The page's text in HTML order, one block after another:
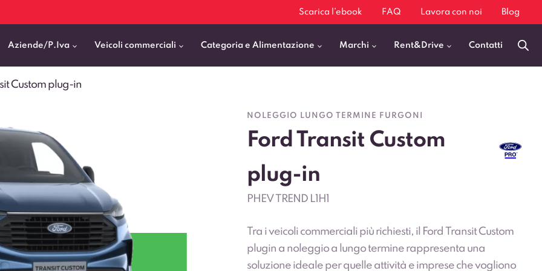
Scarica l’ebook FAQ Lavora con noi Blog
Aziende/P.Iva Veicoli commerciali
Allestiti
Persone
zero
TUTTI
Categoria e Alimentazione
Station Wagon
Elettrica
Marchi
Toyota
Fiat
Mercedes-Benz
Kia
VEDI TUTTI
Fiat Professional
Mercedes Benz Vans
Peugeot Professional
Renault Professional
VEDI TUTTI
Audi Q3
VEDI TUTTI
Rent&Drive Contatti
Custom plug-in
NOLEGGIO LUNGO TERMINE FURGONI
Ford Transit Custom
plug-in
PHEV TREND L1H1
Tra i veicoli commerciali più richiesti, il Ford Transit Custom
plugin a noleggio a lungo termine rappresenta una
soluzione ideale per quelle attività e imprese che vogliono